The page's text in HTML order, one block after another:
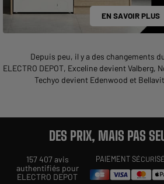
EN SAVOIR PLUS
Depuis peu, il y a des changements
ELECTRO DEPOT, Exceline devientValberg,
Techyo devient Edenwood et
DES PRIX, MAIS PAS
157 407 avis
authentifiés pour
ELECTRO DEPOT
PAIEMENT SÉCURISÉ